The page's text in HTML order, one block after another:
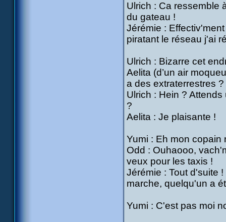
Ulrich : Ca ressemble
du gateau !
Jérémie :
piratant le réseau j'ai
Ulrich : Bizarre cet
Aelita (d’un air
a des extraterrestres
Ulrich : Hein ?
?
Aelita : Je plaisante !
Yumi : Eh mon copain
Odd : Ouhaooo,
veux pour les taxis !
Jérémie : Tout d'suite
marche, quelqu'un a
Yumi : C'est pas moi